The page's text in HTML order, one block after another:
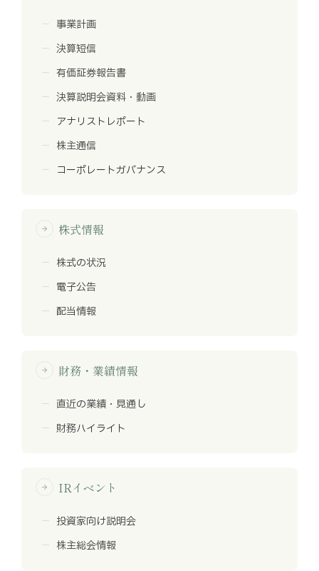
事業計画
決算短信
有価証券報告書
決算説明会資料・動画
アナリストレポート
株主通信
コーポレートガバナンス
arrow_forward 株式情報
株式の状況
電子公告
配当情報
arrow_forward 財務・業績情報
直近の業績・見通し
財務ハイライト
arrow_forward IRイベント
投資家向け説明会
株主総会情報